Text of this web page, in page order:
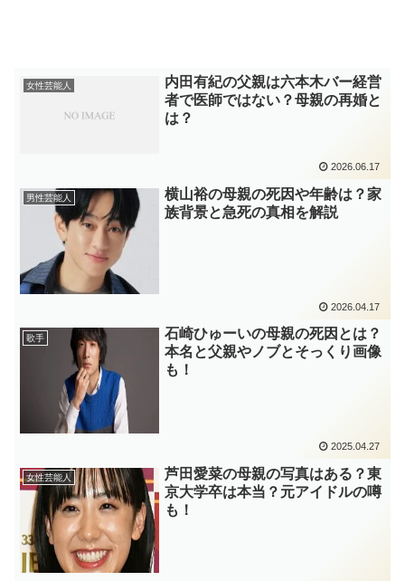
女性芸能人
内田有紀の父親は六本木バー経営
者で医師ではない？母親の再婚と
は？
2026.06.17
男性芸能人
横山裕の母親の死因や年齢は？家
族背景と急死の真相を解説
2026.04.17
歌手
石崎ひゅーいの母親の死因とは？
本名と父親やノブとそっくり画像
も！
2025.04.27
女性芸能人
芦田愛菜の母親の写真はある？東
京大学卒は本当？元アイドルの噂
も！